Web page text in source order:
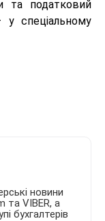
та податковий
спеціальному
новини
та VIBER, а
бухгалтерів